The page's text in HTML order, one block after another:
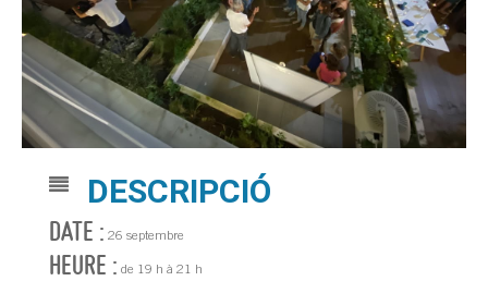
DESCRIPCIÓ
DATE : 26 septembre
HEURE : de 19 h à 21 h